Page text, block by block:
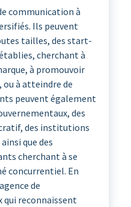
communication à
Ils peuvent
tailles, des start-
cherchant à
à promouvoir
ou à atteindre de
peuvent également
des
des institutions
que des
cherchant à se
concurrentiel. En
de
qui reconnaissent